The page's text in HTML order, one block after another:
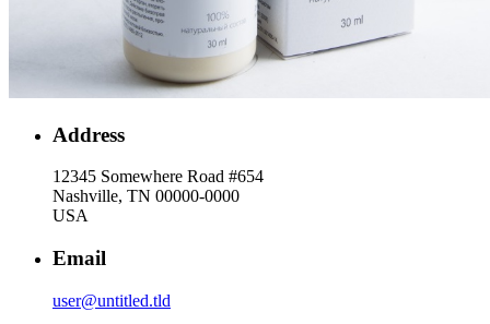
Address
12345 Somewhere Road #654
Nashville, TN 00000-0000
USA
Email
user@untitled.tld